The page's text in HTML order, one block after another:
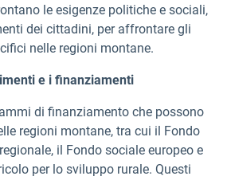
le esigenze politiche e sociali,
dei cittadini, per affrontare gli
nelle regioni montane.
e i finanziamenti
di finanziamento che possono
regioni montane, tra cui il Fondo
il Fondo sociale europeo e
per lo sviluppo rurale. Questi